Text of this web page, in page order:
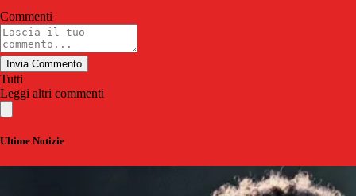
Commenti
Invia Commento
Tutti
Leggi altri commenti
Ultime Notizie